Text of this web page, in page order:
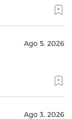
Ago 5, 2026
Ago 3, 2026